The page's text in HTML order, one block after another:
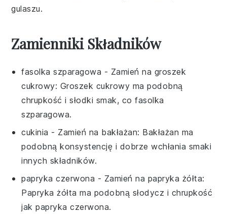
gulaszu.
Zamienniki Składników
fasolka szparagowa - Zamień na groszek
cukrowy: Groszek cukrowy ma podobną
chrupkość i słodki smak, co fasolka
szparagowa.
cukinia - Zamień na bakłażan: Bakłażan ma
podobną konsystencję i dobrze wchłania smaki
innych składników.
papryka czerwona - Zamień na papryka żółta:
Papryka żółta ma podobną słodycz i chrupkość
jak papryka czerwona.